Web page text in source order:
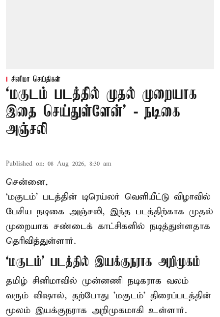
சினிமா செய்திகள்
‘மகுடம் படத்தில் முதல் முறையாக
இதை செய்துள்ளேன்’ - நடிகை
அஞ்சலி
Published on: 08 Aug 2026, 8:30 am
சென்னை,
‘மகுடம்’ படத்தின் டிரெய்லர் வெளியீட்டு விழாவில்
பேசிய நடிகை அஞ்சலி, இந்த படத்திற்காக முதல்
முறையாக சண்டைக் காட்சிகளில் நடித்துள்ளதாக
தெரிவித்துள்ளார்.
‘மகுடம்’ படத்தில் இயக்குநராக அறிமுகம்
தமிழ் சினிமாவில் முன்னணி நடிகராக வலம்
வரும் விஷால், தற்போது 'மகுடம்' திரைப்படத்தின்
மூலம் இயக்குநராக அறிமுகமாகி உள்ளார்.